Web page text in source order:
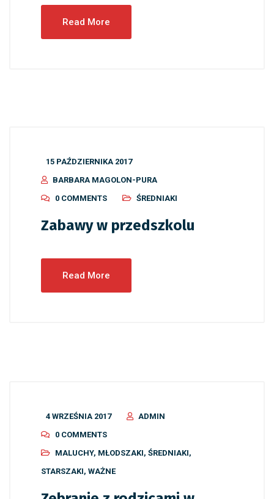
Read More
15 PAŹDZIERNIKA 2017
BARBARA MAGOLON-PURA
0 COMMENTS
ŚREDNIAKI
Zabawy w przedszkolu
Read More
4 WRZEŚNIA 2017
ADMIN
0 COMMENTS
MALUCHY, MŁODSZAKI, ŚREDNIAKI,
STARSZAKI, WAŻNE